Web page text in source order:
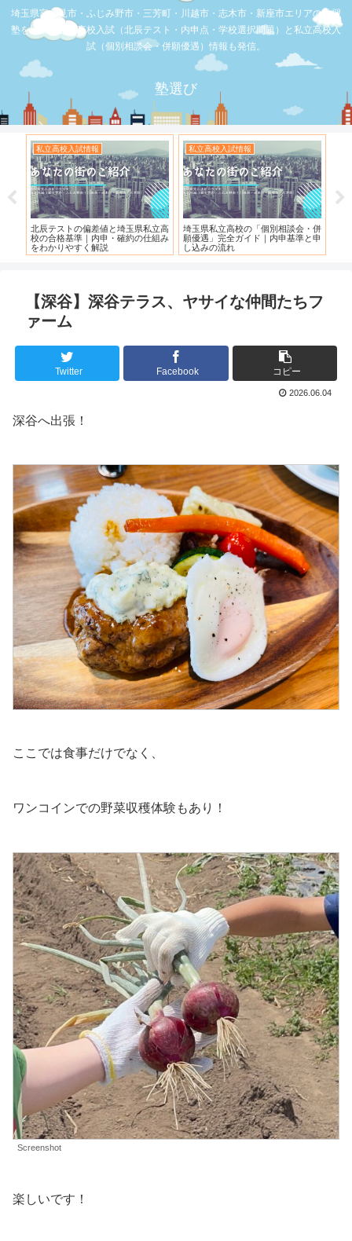
埼玉県富士見市・ふじみ野市・三芳町・川越市・志木市・新座市エリアの学習
塾を比較。公立高校入試（北辰テスト・内申点・学校選択問題）と私立高校入
試（個別相談会・併願優遇）情報も発信。
塾選び
別相談会・併
内申基準と申
お店の覆面取材
【スシロー三芳店】リニューアルさ
れている！！！
お店の覆面取材
【三芳】フーコット
【深谷】深谷テラス、ヤサイな仲間たちフ
ァーム
Twitter Facebook コピー
2026.06.04
深谷へ出張！
ここでは食事だけでなく、
ワンコインでの野菜収穫体験もあり！
Screenshot
楽しいです！